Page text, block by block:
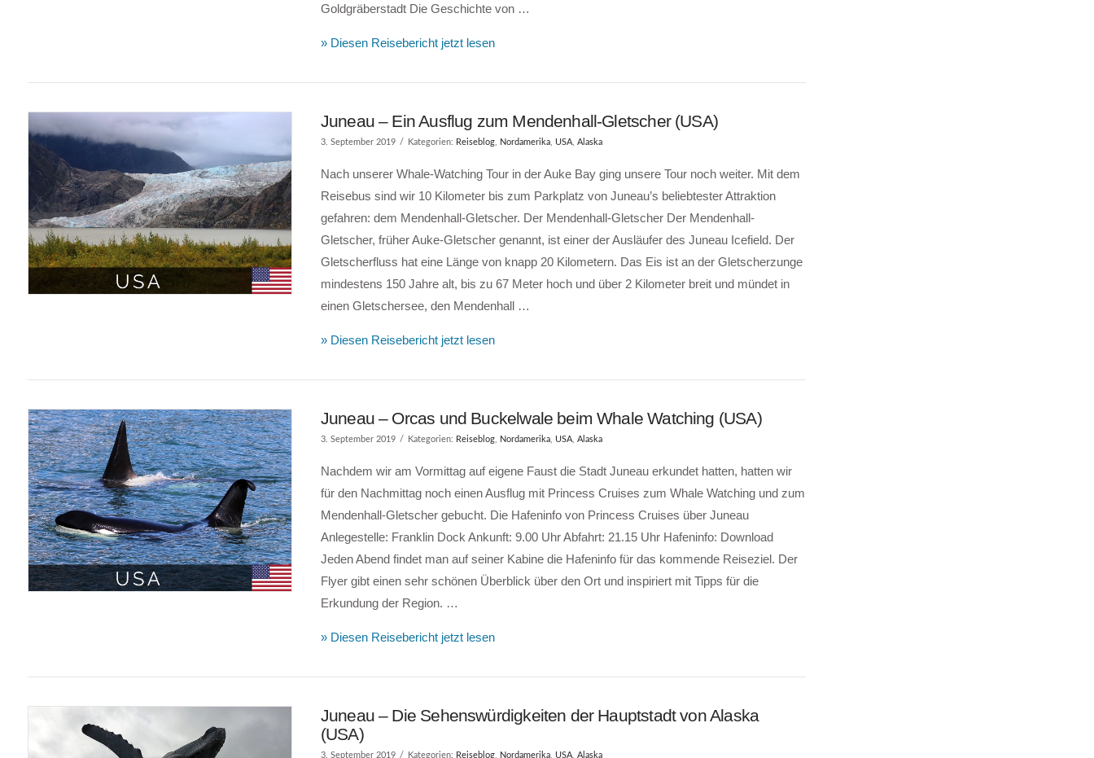
VIEW POST
Goldgräberstadt Die Geschichte von …
» Diesen Reisebericht jetzt lesen
VIEW POST
Juneau – Ein Ausflug zum Mendenhall-Gletscher (USA)
3. September 2019 Kategorien: Reiseblog, Nordamerika, USA, Alaska
Nach unserer Whale-Watching Tour in der Auke Bay ging unsere Tour noch weiter. Mit dem
Reisebus sind wir 10 Kilometer bis zum Parkplatz von Juneau’s beliebtester Attraktion
gefahren: dem Mendenhall-Gletscher. Der Mendenhall-Gletscher Der Mendenhall-
Gletscher, früher Auke-Gletscher genannt, ist einer der Ausläufer des Juneau Icefield. Der
Gletscherfluss hat eine Länge von knapp 20 Kilometern. Das Eis ist an der Gletscherzunge
mindestens 150 Jahre alt, bis zu 67 Meter hoch und über 2 Kilometer breit und mündet in
einen Gletschersee, den Mendenhall …
» Diesen Reisebericht jetzt lesen
Juneau – Orcas und Buckelwale beim Whale Watching (USA)
3. September 2019 Kategorien: Reiseblog, Nordamerika, USA, Alaska
Nachdem wir am Vormittag auf eigene Faust die Stadt Juneau erkundet hatten, hatten wir
für den Nachmittag noch einen Ausflug mit Princess Cruises zum Whale Watching und zum
Mendenhall-Gletscher gebucht. Die Hafeninfo von Princess Cruises über Juneau
Anlegestelle: Franklin Dock Ankunft: 9.00 Uhr Abfahrt: 21.15 Uhr Hafeninfo: Download
Jeden Abend findet man auf seiner Kabine die Hafeninfo für das kommende Reiseziel. Der
Flyer gibt einen sehr schönen Überblick über den Ort und inspiriert mit Tipps für die
Erkundung der Region. …
» Diesen Reisebericht jetzt lesen
Juneau – Die Sehenswürdigkeiten der Hauptstadt von Alaska
(USA)
3. September 2019 Kategorien: Reiseblog, Nordamerika, USA, Alaska